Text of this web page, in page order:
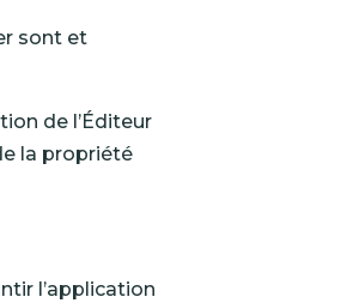
sont et
de l’Éditeur
la propriété
l’application